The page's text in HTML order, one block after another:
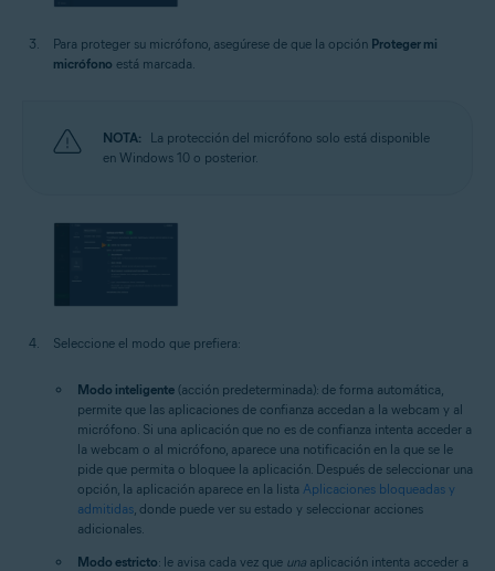
Para proteger su micrófono, asegúrese de que la opción Proteger mi
micrófono está marcada.
NOTA:
La protección del micrófono solo está disponible
en Windows 10 o posterior.
Seleccione el modo que prefiera:
Modo inteligente (acción predeterminada): de forma automática,
permite que las aplicaciones de confianza accedan a la webcam y al
micrófono. Si una aplicación que no es de confianza intenta acceder a
la webcam o al micrófono, aparece una notificación en la que se le
pide que permita o bloquee la aplicación. Después de seleccionar una
opción, la aplicación aparece en la lista Aplicaciones bloqueadas y
admitidas , donde puede ver su estado y seleccionar acciones
adicionales.
Modo estricto: le avisa cada vez que una aplicación intenta acceder a